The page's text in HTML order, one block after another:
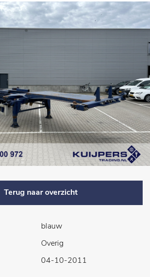
Terug naar overzicht
blauw
Overig
04-10-2011